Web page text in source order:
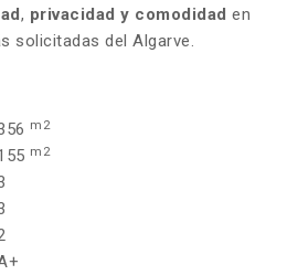
, privacidad y comodidad en
solicitadas del Algarve.
m2
m2